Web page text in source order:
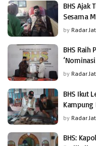
BHS Ajak
Sesama
by Radar
BHS Raih
by Radar
BHS Ikut
by Radar
BHS: